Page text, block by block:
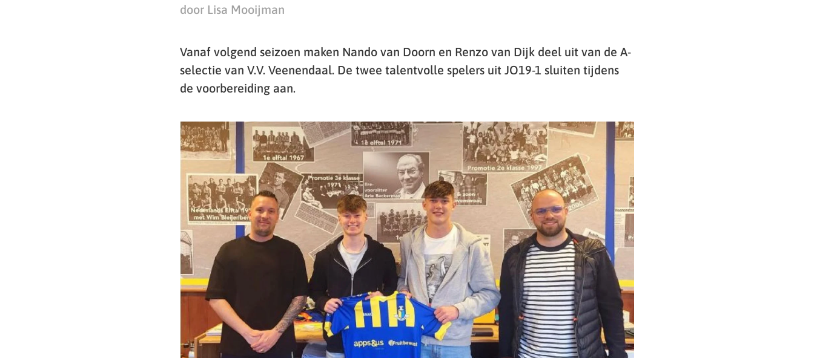
door Lisa Mooijman
Vanaf volgend seizoen maken Nando van Doorn en Renzo van Dijk deel uit van de A-
selectie van V.V. Veenendaal. De twee talentvolle spelers uit JO19-1 sluiten tijdens
de voorbereiding aan.